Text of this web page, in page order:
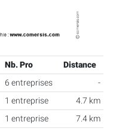
Nb. Pro
Distance
6 entreprises
-
1 entreprise
4.7 km
1 entreprise
7.4 km